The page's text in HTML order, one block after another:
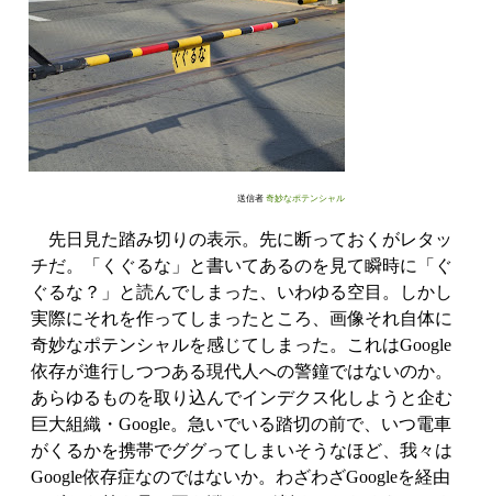
送信者 奇妙なポテンシャル
先日見た踏み切りの表示。先に断っておくがレタッ
チだ。「くぐるな」と書いてあるのを見て瞬時に「ぐ
ぐるな？」と読んでしまった、いわゆる空目。しかし
実際にそれを作ってしまったところ、画像それ自体に
奇妙なポテンシャルを感じてしまった。これはGoogle
依存が進行しつつある現代人への警鐘ではないのか。
あらゆるものを取り込んでインデクス化しようと企む
巨大組織・Google。急いでいる踏切の前で、いつ電車
がくるかを携帯でググってしまいそうなほど、我々は
Google依存症なのではないか。わざわざGoogleを経由